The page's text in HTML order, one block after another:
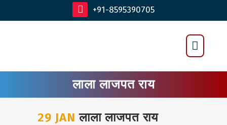
+91-8595390705
लाला लाजपत राय
29 JAN लाला लाजपत राय